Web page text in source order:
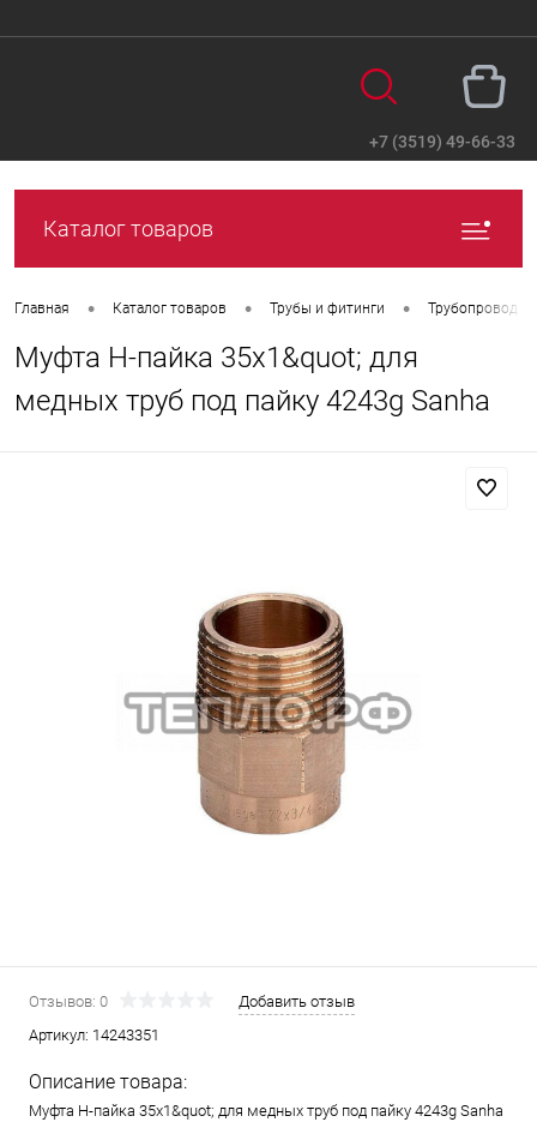
+7 (3519) 49-66-33
Каталог товаров
Главная • Каталог товаров • Трубы и фитинги • Трубопровод
Муфта Н-пайка 35х1&quot; для
медных труб под пайку 4243g Sanha
Отзывов: 0
Добавить отзыв
Артикул: 14243351
Описание товара:
Муфта Н-пайка 35х1&quot; для медных труб под пайку 4243g Sanha